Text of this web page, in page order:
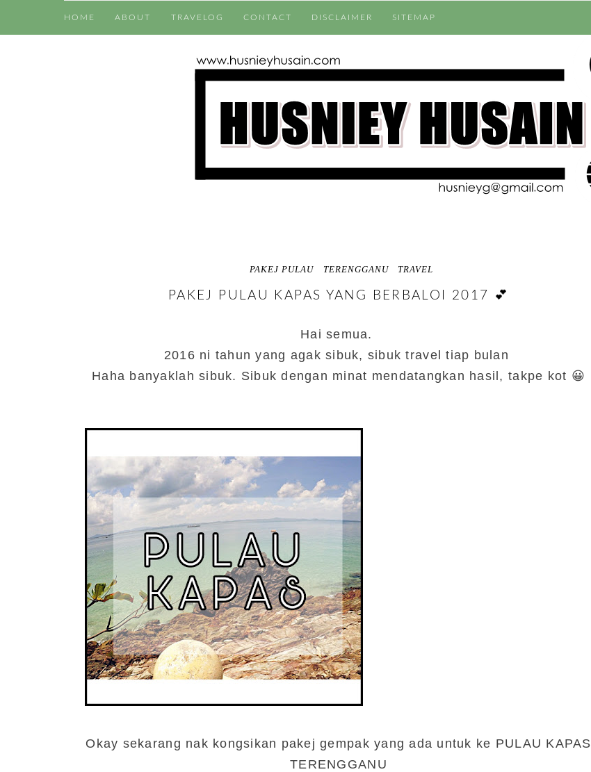
HOME ABOUT TRAVELOG CONTACT DISCLAIMER SITEMAP
PAKEJ PULAU TERENGGANU TRAVEL
PAKEJ PULAU KAPAS YANG BERBALOI 2017 💕
Hai semua.
2016 ni tahun yang agak sibuk, sibuk travel tiap bulan
Haha banyaklah sibuk. Sibuk dengan minat mendatangkan hasil, takpe kot 😀
Okay sekarang nak kongsikan pakej gempak yang ada untuk ke PULAU KAPAS
TERENGGANU